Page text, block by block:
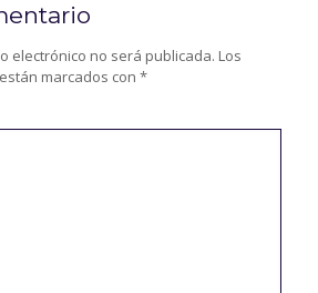
electrónico no será publicada. Los
marcados con *